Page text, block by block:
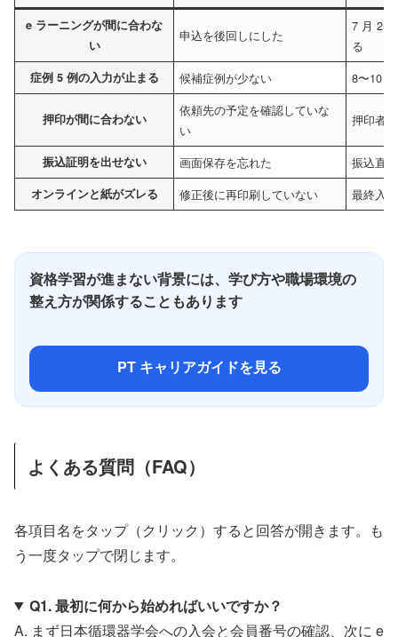
e ラーニングが間に合わな
い
申込を後回しにした
7 月 25
る
症例 5 例の入力が止まる 候補症例が少ない 8〜10
押印が間に合わない
依頼先の予定を確認していな
い
押印者
振込証明を出せない 画面保存を忘れた 振込直
オンラインと紙がズレる 修正後に再印刷していない 最終入
資格学習が進まない背景には、学び方や職場環境の
整え方が関係することもあります
PT キャリアガイドを見る
よくある質問（FAQ）
各項目名をタップ（クリック）すると回答が開きます。も
う一度タップで閉じます。
Q1. 最初に何から始めればいいですか？
A. まず日本循環器学会への入会と会員番号の確認、次に e